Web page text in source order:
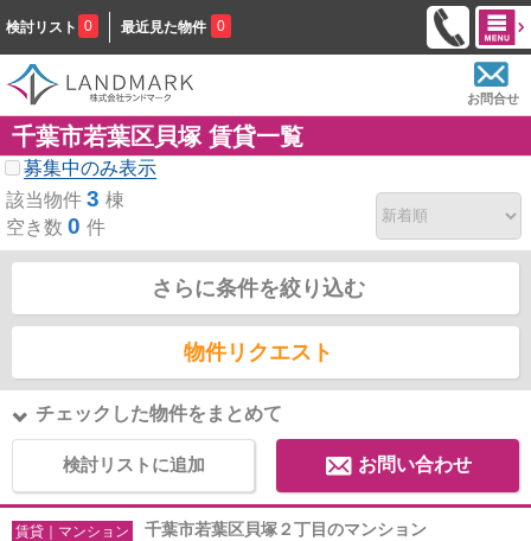
検討リスト 0 最近見た物件 0
お問合せ
千葉市若葉区貝塚 賃貸一覧
募集中のみ表示
該当物件 3 棟
空き数 0 件
さらに条件を絞り込む
物件リクエスト
チェックした物件をまとめて
検討リストに追加 お問い合わせ
賃貸｜マンション 千葉市若葉区貝塚２丁目のマンション